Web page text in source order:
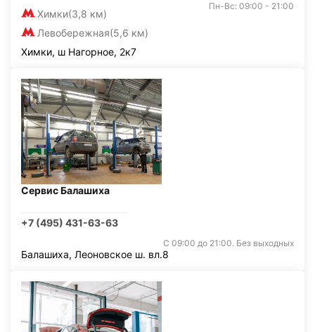
Химки(3,8 км)
Левобережная(5,6 км)
Пн-Вс: 09:00 - 21:00
Химки, ш Нагорное, 2к7
Сервис Балашиха
+7 (495) 431-63-63
С 09:00 до 21:00. Без выходных
Балашиха, Леоновское ш. вл.8